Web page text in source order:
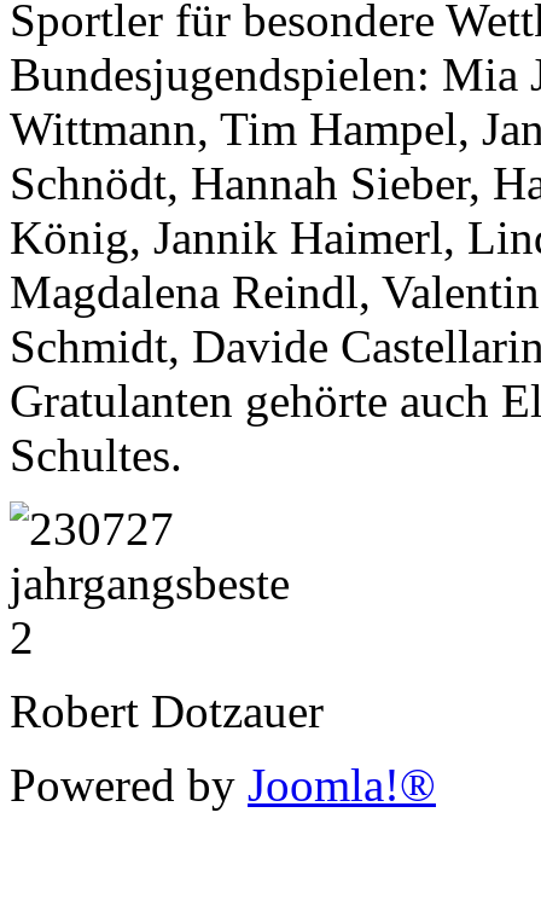
Sportler für besondere
Bundesjugendspielen: Mia
Wittmann, Tim Hampel,
Schnödt, Hannah Sieber,
König, Jannik Haimerl,
Magdalena Reindl, Valentin
Schmidt, Davide
Gratulanten gehörte auch
Schultes.
Robert Dotzauer
Powered by Joomla!®